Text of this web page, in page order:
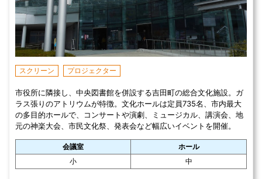
スクリーン プロジェクター
市役所に隣接し、中央図書館を併設する吉田町の総合文化施設。ガ
ラス張りのアトリウムが特徴。文化ホールは定員735名、市内最大
の多目的ホールで、コンサートや演劇、ミュージカル、講演会、地
元の神楽大会、市民文化祭、発表会など幅広いイベントを開催。
会議室
ホール
小
中